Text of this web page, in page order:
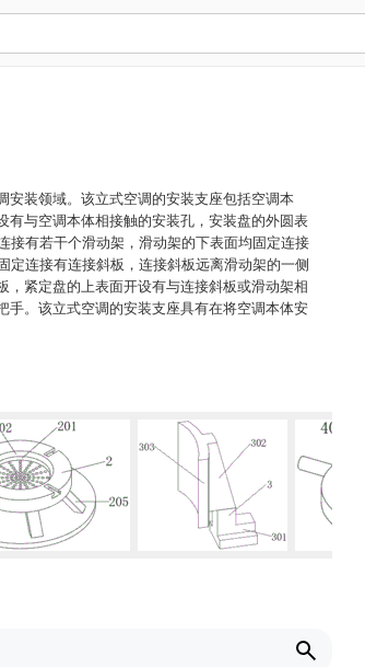
安装领域。该立式空调的安装支座包括空调本
有与空调本体相接触的安装孔，安装盘的外圆表
接有若干个滑动架，滑动架的下表面均固定连接
定连接有连接斜板，连接斜板远离滑动架的一侧
紧定盘的上表面开设有与连接斜板或滑动架相
手。该立式空调的安装支座具有在将空调本体安